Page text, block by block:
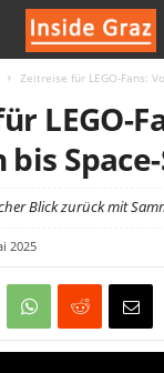
Zeitreise für LEGO-Fans:
LEGO-
bis
Blick zurück mit
2025